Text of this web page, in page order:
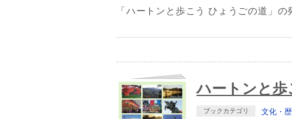
「ハートンと歩こう ひょうごの道」
ハートンと
ブックカテゴリ 文化・